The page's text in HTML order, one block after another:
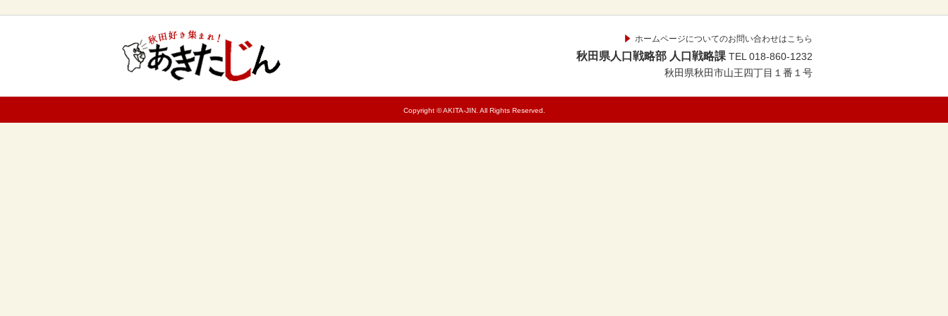
ホームページについてのお問い合わせはこちら
秋田県人口戦略部 人口戦略課 TEL 018-860-1232
秋田県秋田市山王四丁目１番１号
Copyright © AKITA-JIN. All Rights Reserved.